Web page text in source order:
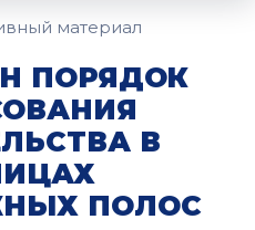
материал
ПОРЯДОК
В
ПОЛОС